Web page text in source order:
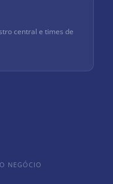
central e times de
NEGÓCIO